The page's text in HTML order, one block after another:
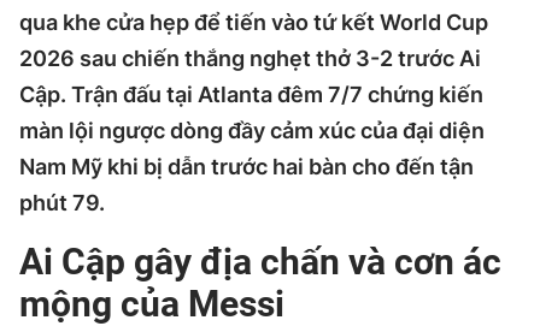
qua khe cửa hẹp để tiến vào tứ kết World Cup
2026 sau chiến thắng nghẹt thở 3-2 trước Ai
Cập. Trận đấu tại Atlanta đêm 7/7 chứng kiến
màn lội ngược dòng đầy cảm xúc của đại diện
Nam Mỹ khi bị dẫn trước hai bàn cho đến tận
phút 79.
Ai Cập gây địa chấn và cơn ác
mộng của Messi